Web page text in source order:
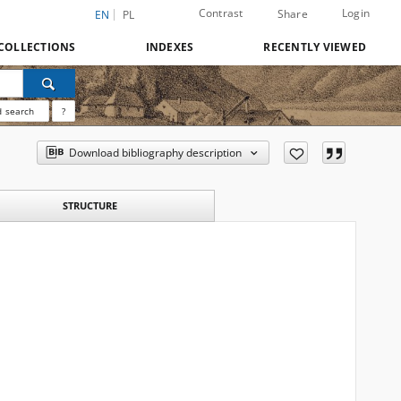
EN PL Contrast Share Login
INDEXES RECENTLY VIEWED
search ?
Download bibliography description
STRUCTURE